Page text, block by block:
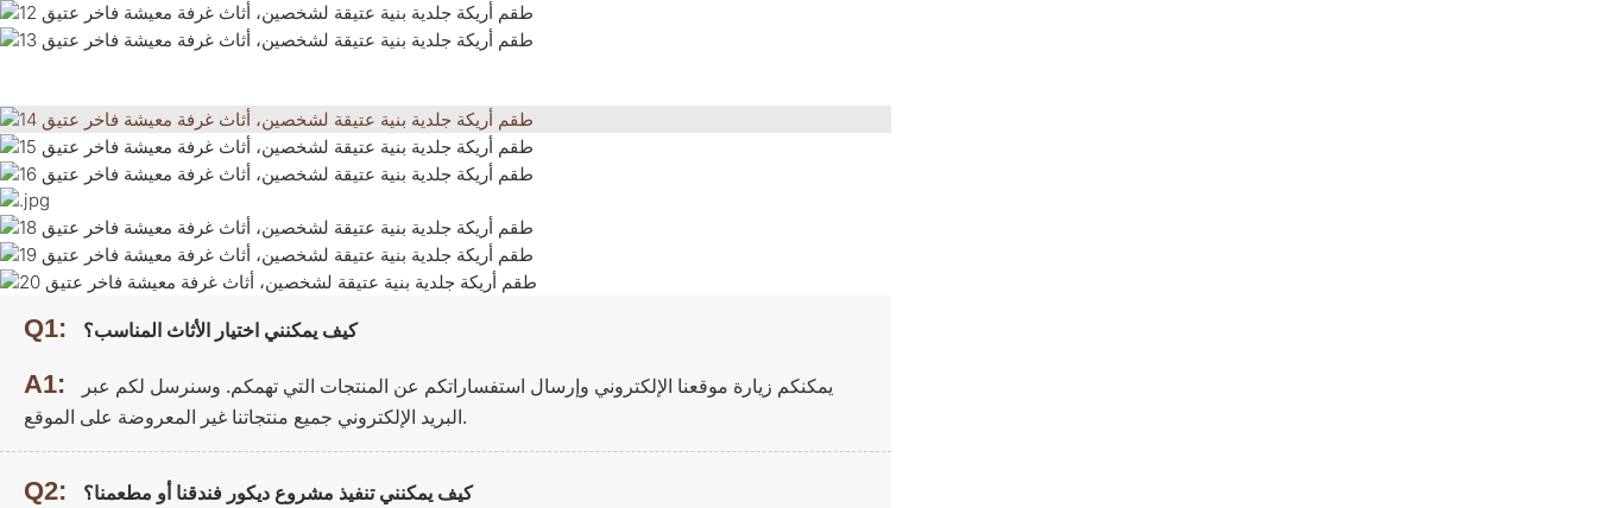
Q1: كيف يمكنني اختيار الأثاث المناسب؟
A1:
يمكنكم زيارة موقعنا الإلكتروني وإرسال استفساراتكم عن المنتجات التي تهمكم. وسنرسل لكم عبر
البريد الإلكتروني جميع منتجاتنا غير المعروضة على الموقع.
Q2: كيف يمكنني تنفيذ مشروع ديكور فندقنا أو مطعمنا؟